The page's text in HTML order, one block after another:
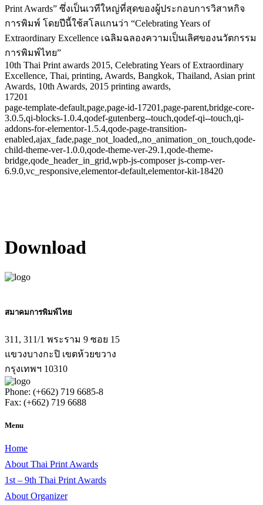
Print Awards” ซึ่งเป็นเวทีใหญ่ที่สุดของผู้ประกอบการวิสาหกิจ
การพิมพ์ โดยปีนี้ใช้สโลแกนว่า “Celebrating Years of
Extraordinary Excellence เฉลิมฉลองความเป็นเลิศของนวัตกรรม
การพิมพ์ไทย”
10th Thai Print awards 2015, Celebrating Years of Extraordinary
Excellence, Thai, printing, Awards, Bangkok, Thailand, Asian print
Awards, 10th Awards, 2015 printing awards,
17201
page-template-default,page,page-id-17201,page-parent,bridge-core-
3.0.5,qi-blocks-1.0.4,qodef-gutenberg--touch,qodef-qi--touch,qi-
addons-for-elementor-1.5.4,qode-page-transition-
enabled,ajax_fade,page_not_loaded,,no_animation_on_touch,qode-
child-theme-ver-1.0.0,qode-theme-ver-29.1,qode-theme-
bridge,qode_header_in_grid,wpb-js-composer js-comp-ver-
6.9.0,vc_responsive,elementor-default,elementor-kit-18420
Download
สมาคมการพิมพ์ไทย
311, 311/1 พระราม 9 ซอย 15
แขวงบางกะปิ เขตห้วยขวาง
กรุงเทพฯ 10310
Phone: (+662) 719 6685-8
Fax: (+662) 719 6688
Menu
Home
About Thai Print Awards
1st – 9th Thai Print Awards
About Organizer